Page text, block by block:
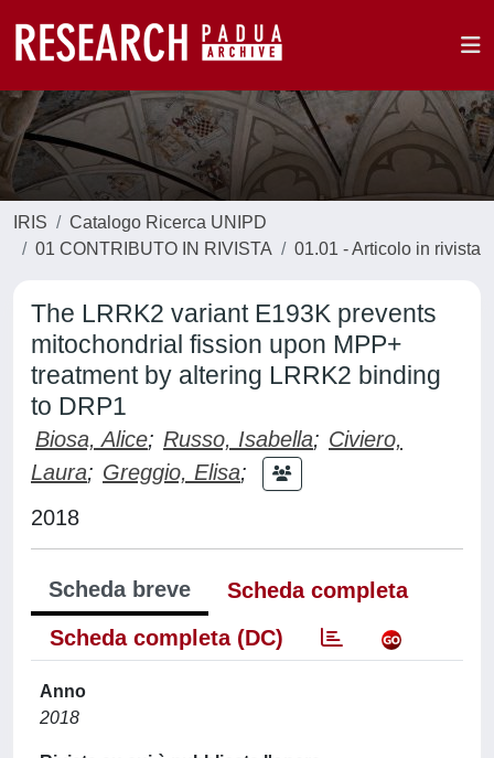
IRIS
Catalogo Ricerca UNIPD
01 CONTRIBUTO IN RIVISTA
01.01 - Articolo in rivista
The LRRK2 variant E193K prevents
mitochondrial fission upon MPP+
treatment by altering LRRK2 binding
to DRP1
Biosa, Alice; Russo, Isabella; Civiero,
Laura; Greggio, Elisa;
2018
Scheda breve
Scheda completa
Scheda completa (DC)
Anno
2018